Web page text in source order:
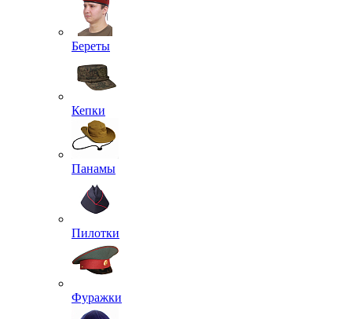
Береты
Кепки
Панамы
Пилотки
Фуражки